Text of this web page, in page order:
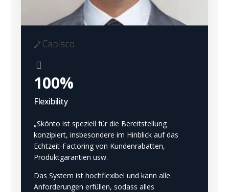
100%
Flexibility
„Skönto ist speziell für die Bereitstellung
konzipiert, insbesondere im Hinblick auf das
Echtzeit-Factoring von Kundenrabatten,
Produktgarantien usw.
Das System ist hochflexibel und kann alle
Anforderungen erfüllen, sodass alles